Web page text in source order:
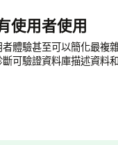
使用者使用
體驗甚至可以簡化最複
可驗證資料庫描述資料